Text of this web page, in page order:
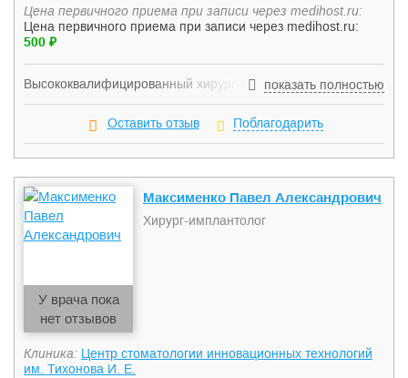
Цена первичного приема при записи через medihost.ru:
Цена первичного приема при записи через medihost.ru:
500 ₽
Высококвалифицированный хирург-имплантолог. Врач
специализируется в области имплантологии и подготовки
кости и мягких тканей к протезированию на имплантатах.
показать полностью
Оставить отзыв Поблагодарить
У врача пока
нет отзывов
Максименко Павел Александрович
Хирург-имплантолог
Клиника: Центр стоматологии инновационных технологий
им. Тихонова И. Е.